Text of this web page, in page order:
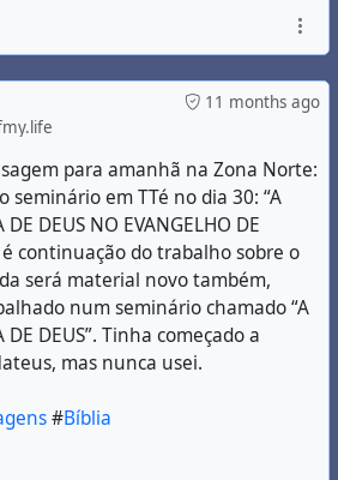
11 months ago
para amanhã na Zona Norte:
seminário em TTé no dia 30: “A
DE DEUS NO EVANGELHO DE
é continuação do trabalho sobre o
será material novo também,
num seminário chamado “A
DE DEUS”. Tinha começado a
mas nunca usei.
#Bíblia